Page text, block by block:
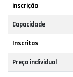
inscrição
Capacidade
Inscritos
Preço individual